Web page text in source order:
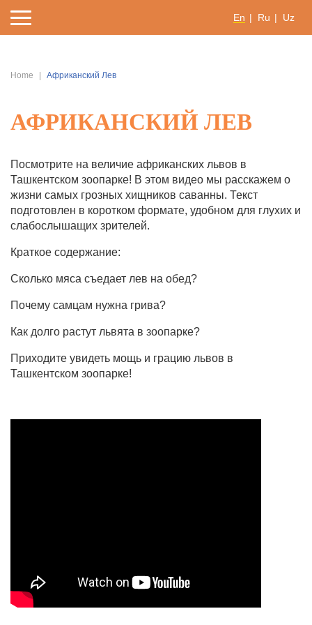
En Ru Uz
Home Африканский Лев
АФРИКАНСКИЙ ЛЕВ
Посмотрите на величие африканских львов в
Ташкентском зоопарке! В этом видео мы расскажем о
жизни самых грозных хищников саванны. Текст
подготовлен в коротком формате, удобном для глухих и
слабослышащих зрителей.
Краткое содержание:
Сколько мяса съедает лев на обед?
Почему самцам нужна грива?
Как долго растут львята в зоопарке?
Приходите увидеть мощь и грацию львов в
Ташкентском зоопарке!